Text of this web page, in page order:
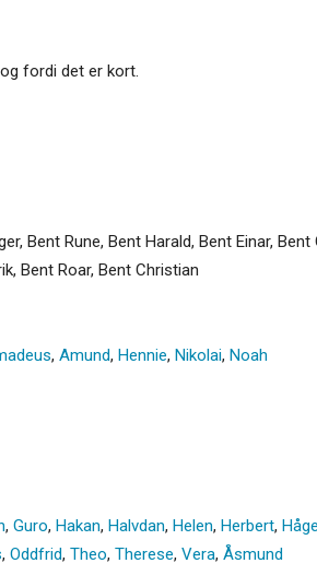
fordi det er kort.
Bent Rune, Bent Harald, Bent Einar, Bent
Bent Roar, Bent Christian
, Amund, Hennie, Nikolai, Noah
, Guro, Hakan, Halvdan, Helen, Herbert,
, Oddfrid, Theo, Therese, Vera, Åsmund